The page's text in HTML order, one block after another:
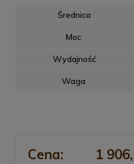
Średnica
Moc
Wydajność
Waga
Cena: 1